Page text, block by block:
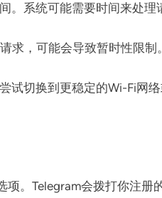
。系统可能需要时间来处
求，可能会导致暂时性限
试切换到更稳定的Wi-Fi网
。Telegram会拨打你注册